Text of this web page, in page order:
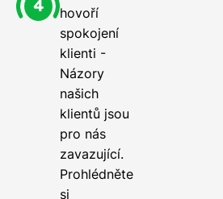
hovoří
spokojení
klienti -
Názory
našich
klientů jsou
pro nás
zavazující.
Prohlédněte
si